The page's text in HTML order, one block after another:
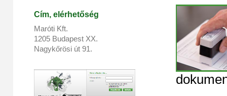
Cím, elérhetőség
Maróti Kft.
1205 Budapest XX.
Nagykőrösi út 91.